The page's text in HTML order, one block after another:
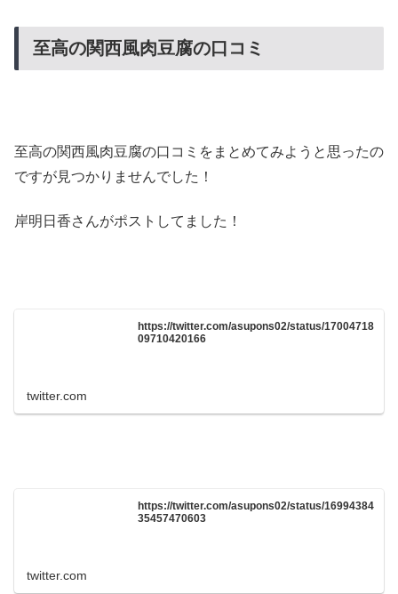
至高の関西風肉豆腐の口コミ
至高の関西風肉豆腐の口コミをまとめてみようと思ったの
ですが見つかりませんでした！
岸明日香さんがポストしてました！
https://twitter.com/asupons02/status/17004718
09710420166
twitter.com
https://twitter.com/asupons02/status/16994384
35457470603
twitter.com